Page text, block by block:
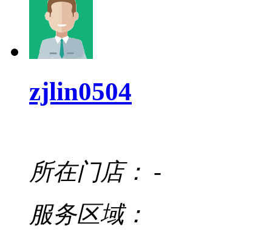
zjlin0504
所在门店： -
服务区域：